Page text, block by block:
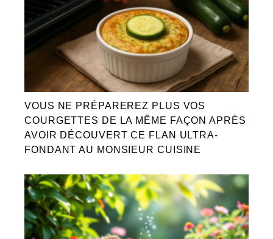
VOUS NE PRÉPAREREZ PLUS VOS
COURGETTES DE LA MÊME FAÇON APRÈS
AVOIR DÉCOUVERT CE FLAN ULTRA-
FONDANT AU MONSIEUR CUISINE